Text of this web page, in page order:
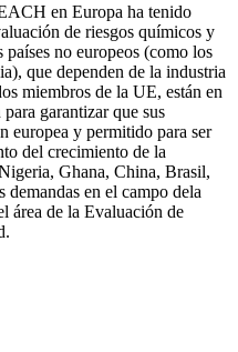
en Europa ha tenido
de riesgos químicos y
no europeos (como los
que dependen de la industria
miembros de la UE, están en
garantizar que sus
europea y permitido para ser
del crecimiento de la
Ghana, China, Brasil,
en el campo dela
área de la Evaluación de